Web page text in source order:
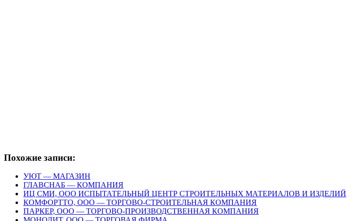
Похожие записи:
УЮТ — МАГАЗИН
ГЛАВСНАБ — КОМПАНИЯ
ИЦ СМИ, ООО ИСПЫТАТЕЛЬНЫЙ ЦЕНТР СТРОИТЕЛЬНЫХ МАТЕРИАЛОВ И ИЗДЕЛИЙ
КОМФОРТТО, ООО — ТОРГОВО-СТРОИТЕЛЬНАЯ КОМПАНИЯ
ПАРКЕР, ООО — ТОРГОВО-ПРОИЗВОДСТВЕННАЯ КОМПАНИЯ